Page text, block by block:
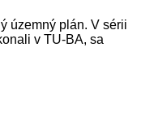
územný plán. V sérii
v TU-BA, sa